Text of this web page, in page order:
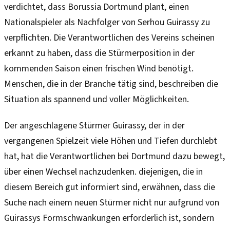
verdichtet, dass Borussia Dortmund plant, einen
Nationalspieler als Nachfolger von Serhou Guirassy zu
verpflichten. Die Verantwortlichen des Vereins scheinen
erkannt zu haben, dass die Stürmerposition in der
kommenden Saison einen frischen Wind benötigt.
Menschen, die in der Branche tätig sind, beschreiben die
Situation als spannend und voller Möglichkeiten.
Der angeschlagene Stürmer Guirassy, der in der
vergangenen Spielzeit viele Höhen und Tiefen durchlebt
hat, hat die Verantwortlichen bei Dortmund dazu bewegt,
über einen Wechsel nachzudenken. diejenigen, die in
diesem Bereich gut informiert sind, erwähnen, dass die
Suche nach einem neuen Stürmer nicht nur aufgrund von
Guirassys Formschwankungen erforderlich ist, sondern